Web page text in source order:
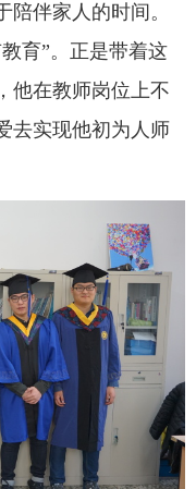
伴家人的时间。
育”。正是带着这
他在教师岗位上不
去实现他初为人师